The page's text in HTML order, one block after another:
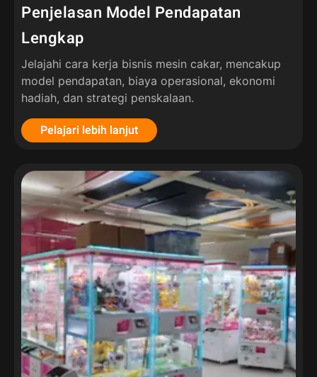
Penjelasan Model Pendapatan
Lengkap
Jelajahi cara kerja bisnis mesin cakar, mencakup
model pendapatan, biaya operasional, ekonomi
hadiah, dan strategi penskalaan.
Pelajari lebih lanjut